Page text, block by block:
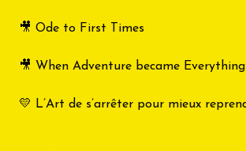
🎥 Ode to First Times
🎥 When Adventure became Everything
💛 L’Art de s’arrêter pour mieux